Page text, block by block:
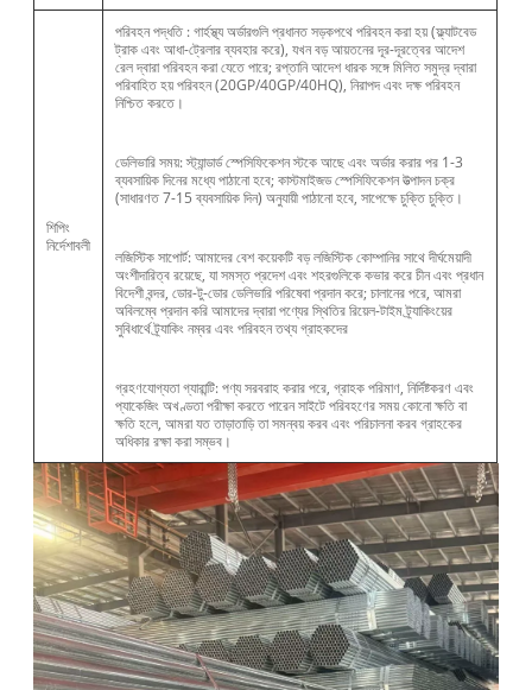
শিপিং
নির্দেশাবলী
পরিবহন পদ্ধতি : গার্হস্থ্য অর্ডারগুলি প্রধানত সড়কপথে পরিবহন করা হয় (ফ্ল্যাটবেড
ট্রাক এবং আধা-ট্রেলার ব্যবহার করে), যখন বড় আয়তনের দূর-দূরত্বের আদেশ
রেল দ্বারা পরিবহন করা যেতে পারে; রপ্তানি আদেশ ধারক সঙ্গে মিলিত সমুদ্র দ্বারা
পরিবাহিত হয় পরিবহন (20GP/40GP/40HQ), নিরাপদ এবং দক্ষ পরিবহন
নিশ্চিত করতে।
ডেলিভারি সময়: স্ট্যান্ডার্ড স্পেসিফিকেশন স্টকে আছে এবং অর্ডার করার পর 1-3
ব্যবসায়িক দিনের মধ্যে পাঠানো হবে; কাস্টমাইজড স্পেসিফিকেশন উত্পাদন চক্র
(সাধারণত 7-15 ব্যবসায়িক দিন) অনুযায়ী পাঠানো হবে, সাপেক্ষে চুক্তি চুক্তি।
লজিস্টিক সাপোর্ট: আমাদের বেশ কয়েকটি বড় লজিস্টিক কোম্পানির সাথে দীর্ঘমেয়াদী
অংশীদারিত্ব রয়েছে, যা সমস্ত প্রদেশ এবং শহরগুলিকে কভার করে চীন এবং প্রধান
বিদেশী বন্দর, ডোর-টু-ডোর ডেলিভারি পরিষেবা প্রদান করে; চালানের পরে, আমরা
অবিলম্বে প্রদান করি আমাদের দ্বারা পণ্যের স্থিতির রিয়েল-টাইম ট্র্যাকিংয়ের
সুবিধার্থে ট্র্যাকিং নম্বর এবং পরিবহন তথ্য গ্রাহকদের
গ্রহণযোগ্যতা গ্যারান্টি: পণ্য সরবরাহ করার পরে, গ্রাহক পরিমাণ, নির্দিষ্টকরণ এবং
প্যাকেজিং অখণ্ডতা পরীক্ষা করতে পারেন সাইটে পরিবহণের সময় কোনো ক্ষতি বা
ক্ষতি হলে, আমরা যত তাড়াতাড়ি তা সমন্বয় করব এবং পরিচালনা করব গ্রাহকের
অধিকার রক্ষা করা সম্ভব।